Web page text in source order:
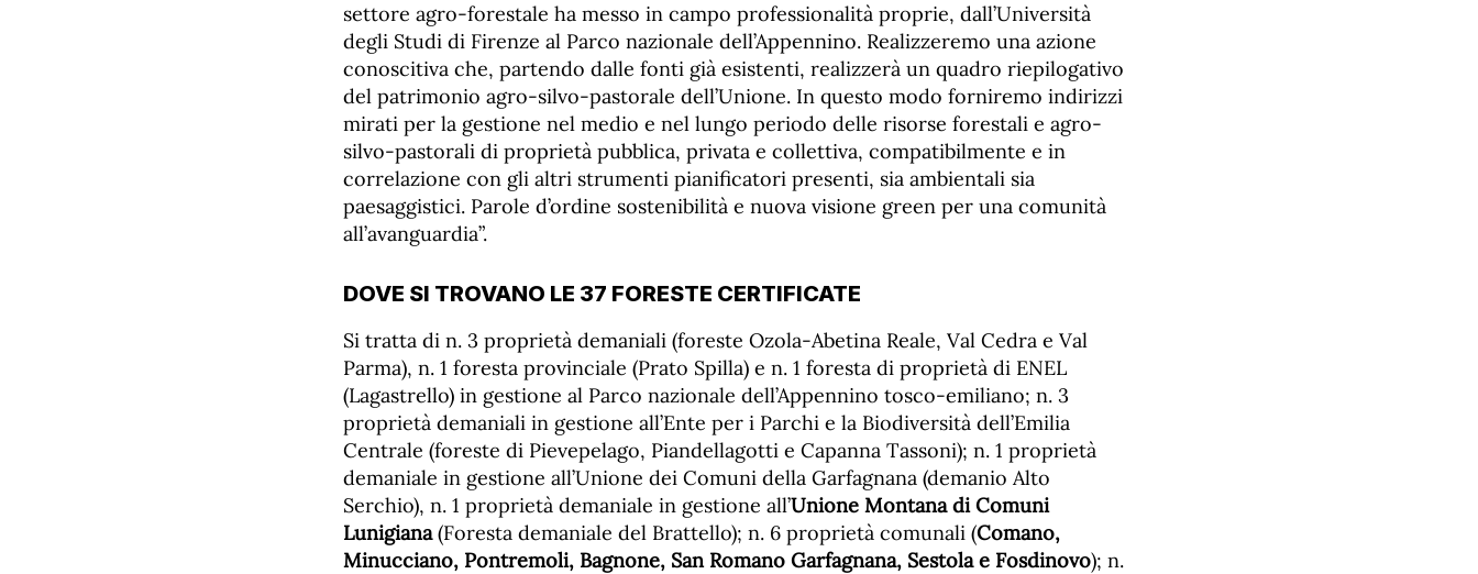
settore agro-forestale ha messo in campo professionalità proprie, dall’Università
degli Studi di Firenze al Parco nazionale dell’Appennino. Realizzeremo una azione
conoscitiva che, partendo dalle fonti già esistenti, realizzerà un quadro riepilogativo
del patrimonio agro-silvo-pastorale dell’Unione. In questo modo forniremo indirizzi
mirati per la gestione nel medio e nel lungo periodo delle risorse forestali e agro-
silvo-pastorali di proprietà pubblica, privata e collettiva, compatibilmente e in
correlazione con gli altri strumenti pianificatori presenti, sia ambientali sia
paesaggistici. Parole d’ordine sostenibilità e nuova visione green per una comunità
all’avanguardia”.
DOVE SI TROVANO LE 37 FORESTE CERTIFICATE
Si tratta di n. 3 proprietà demaniali (foreste Ozola-Abetina Reale, Val Cedra e Val
Parma), n. 1 foresta provinciale (Prato Spilla) e n. 1 foresta di proprietà di ENEL
(Lagastrello) in gestione al Parco nazionale dell’Appennino tosco-emiliano; n. 3
proprietà demaniali in gestione all’Ente per i Parchi e la Biodiversità dell’Emilia
Centrale (foreste di Pievepelago, Piandellagotti e Capanna Tassoni); n. 1 proprietà
demaniale in gestione all’Unione dei Comuni della Garfagnana (demanio Alto
Serchio), n. 1 proprietà demaniale in gestione all’Unione Montana di Comuni
Lunigiana(Foresta demaniale del Brattello); n. 6 proprietà comunali (Comano,
Minucciano, Pontremoli, Bagnone, San Romano Garfagnana, Sestola e Fosdinovo); n.